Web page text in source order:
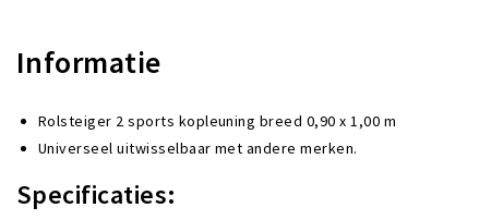
Informatie
Rolsteiger 2 sports kopleuning breed 0,90 x 1,00 m
Universeel uitwisselbaar met andere merken.
Specificaties: